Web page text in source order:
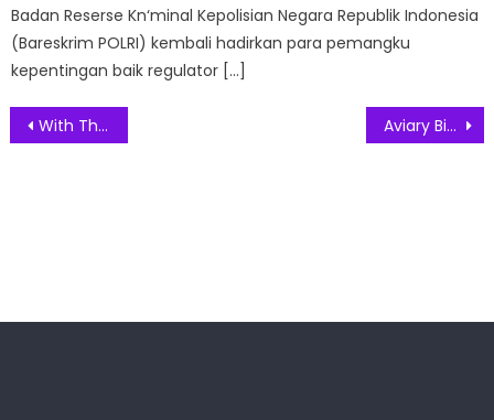
Badan Reserse Kn‘minal Kepolisian Negara Republik Indonesia
(Bareskrim POLRI) kembali hadirkan para pemangku
kepentingan baik regulator […]
Post
With The World inc Mendukung Siswa Tetap Produktif dan Inovatif Aviary Bintaro Sambut Awal Tahun Baru Tawarkan Sajian Menarik